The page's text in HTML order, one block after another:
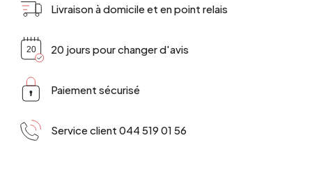
Livraison à domicile et en point relais
20 jours pour changer d'avis
Paiement sécurisé
Service client 044 519 01 56